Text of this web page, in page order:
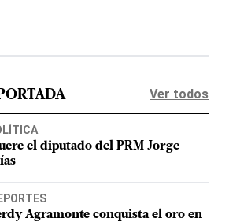
Ver todos
el diputado del PRM Jorge
Agramonte conquista el oro en